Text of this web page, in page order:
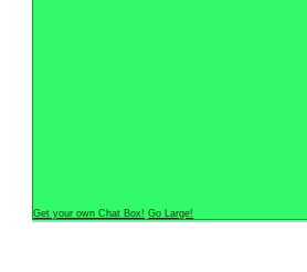
Get your own Chat Box! Go Large!